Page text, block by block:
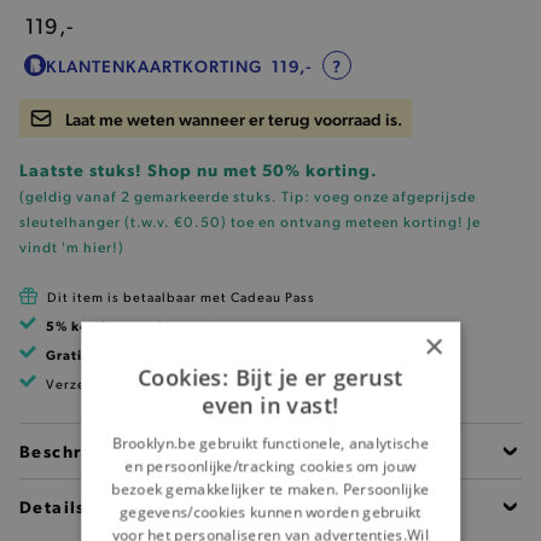
119,-
KLANTENKAARTKORTING 119,- ?
Laat me weten wanneer er terug voorraad is.
Laatste stuks! Shop nu met 50% korting.
(geldig vanaf 2 gemarkeerde stuks. Tip: voeg onze afgeprijsde
sleutelhanger (t.w.v. €0.50) toe en ontvang meteen korting! Je
vindt 'm hier!)
Dit item is betaalbaar met Cadeau Pass
5% kortingmet klantenkaart
Gratis verzending
Verzending binnen 1 à 2 werkdagen
Beschrijving
Details
×
Cookies: Bijt je er gerust
even in vast!
Brooklyn.be gebruikt functionele, analytische
en persoonlijke/tracking cookies om jouw
bezoek gemakkelijker te maken. Persoonlijke
gegevens/cookies kunnen worden gebruikt
voor het personaliseren van advertenties.Wil